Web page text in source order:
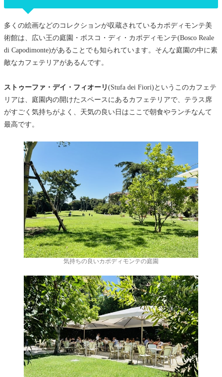
多くの絵画などのコレクションが収蔵されているカポディモンテ美
術館は、広い王の庭園・ボスコ・ディ・カポディモンテ(Bosco Reale
di Capodimonte)があることでも知られています。そんな庭園の中に素
敵なカフェテリアがあるんです。
ストゥーファ・デイ・フィオーリ(Stufa dei Fiori)というこのカフェテ
リアは、庭園内の開けたスペースにあるカフェテリアで、テラス席
がすごく気持ちがよく、天気の良い日はここで朝食やランチなんて
最高です。
気持ちの良いカポディモンテの庭園